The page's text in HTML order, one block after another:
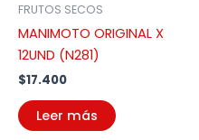
FRUTOS SECOS
MANIMOTO ORIGINAL X
12UND (N281)
$17.400
Leer más